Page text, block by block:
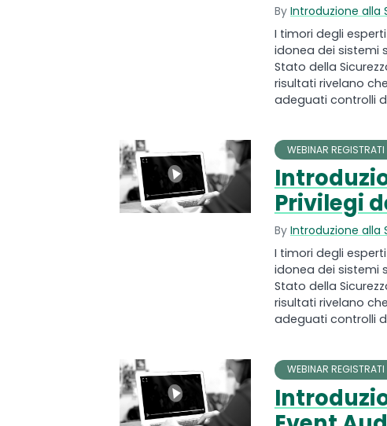
By Introduzione alla
I timori degli
idonea dei sistemi
Stato della
risultati rivelano
adeguati controlli
WEBINAR REGISTRATI
Privilegi
By Introduzione alla
I timori degli
idonea dei sistemi
Stato della
risultati rivelano
adeguati controlli
WEBINAR REGISTRATI